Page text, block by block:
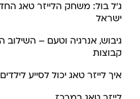
ג’ל בול: משחק הלייזר טאג
ישראל
גיבוש, אנרגיה וטעם – השילוב
קבוצות
איך לייזר טאג יכול לסייע